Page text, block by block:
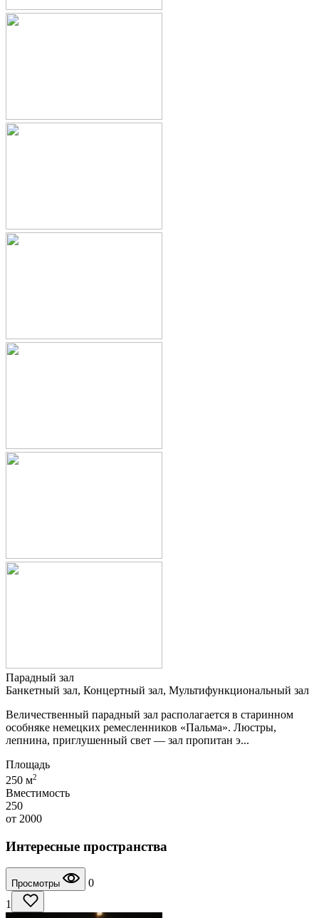
Парадный зал
Банкетный зал, Концертный зал, Мультифункциональный зал
Величественный парадный зал располагается в старинном
особняке немецких ремесленников «Пальма». Люстры,
лепнина, приглушенный свет — зал пропитан э...
Площадь
250 м2
Вместимость
250
от 2000
Интересные пространства
Просмотры
0
1